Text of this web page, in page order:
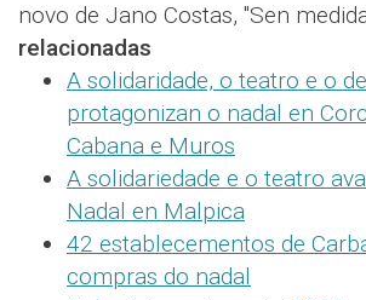
novo de Jano Costas, "Sen
relacionadas
A solidaridade, o teatro e o
protagonizan o nadal en
Cabana e Muros
A solidariedade e o teatro
Nadal en Malpica
42 establecementos de
compras do nadal